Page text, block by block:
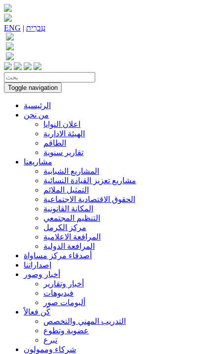
ENG | עִברִית
Toggle navigation
الرئيسية
من نحن
اعلان النوايا
الهيئة الادارية
الطاقم
تقارير سنوية
مشاريعنا
المشاريع الشبابية
مشاريع تعزيز القيادة النسائية
التمثيل الملائم
الحقوق الاقتصادية الاجتماعية
المكانة القانونية
التنظيم المجتمعي
مركز الكرمل
المرافعة الاعلامية
المرافعة الدولية
أصدقاء مركز مساواة
إصداراتنا
أخبار وصور
أخبار وتقارير
فيديوهات
ألبومات صور
كُن فعالاً
التدريب المهني والتخصص
عضوية وتطوع
تبرع
شركاء وممولون